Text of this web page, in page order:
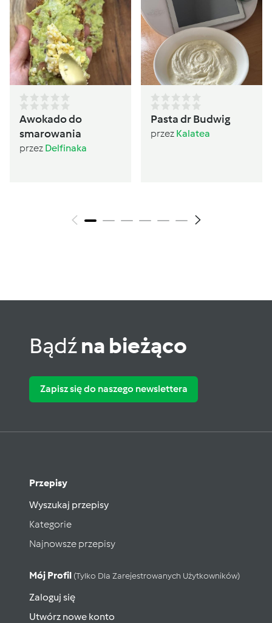
Awokado do
smarowania
przez Delfinaka
Pasta dr Budwig
przez Kalatea
Bądźna bieżąco
Zapisz się do naszego newslettera
Przepisy
Wyszukaj przepisy
Kategorie
Najnowsze przepisy
Mój Profil (tylko Dla Zarejestrowanych Użytkowników)
Zaloguj się
Utwórz nowe konto